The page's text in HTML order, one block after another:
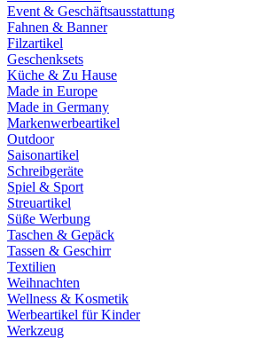
Event & Geschäftsausstattung
Fahnen & Banner
Filzartikel
Geschenksets
Küche & Zu Hause
Made in Europe
Made in Germany
Markenwerbeartikel
Outdoor
Saisonartikel
Schreibgeräte
Spiel & Sport
Streuartikel
Süße Werbung
Taschen & Gepäck
Tassen & Geschirr
Textilien
Weihnachten
Wellness & Kosmetik
Werbeartikel für Kinder
Werkzeug